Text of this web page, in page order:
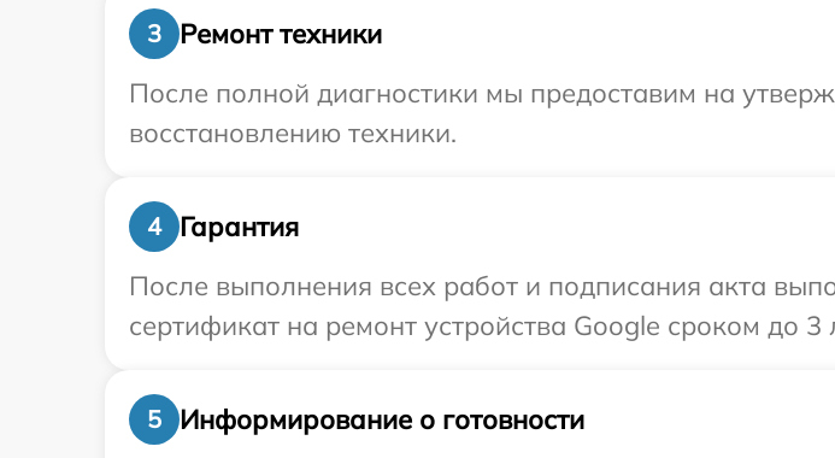
3
Ремонт техники
После полной диагностики мы предоставим на
восстановлению техники.
4
Гарантия
После выполнения всех работ и подписания акта
сертификат на ремонт устройства Google сроком до 3
5
Информирование о готовности